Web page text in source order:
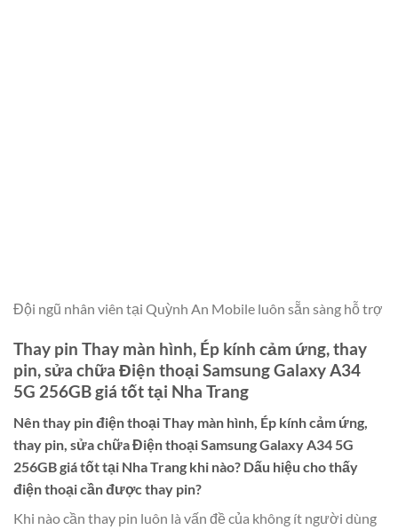
Đội ngũ nhân viên tại Quỳnh An Mobile luôn sẵn sàng hỗ trợ
Thay pin Thay màn hình, Ép kính cảm ứng, thay
pin, sửa chữa Điện thoại Samsung Galaxy A34
5G 256GB giá tốt tại Nha Trang
Nên thay pin điện thoạiThay màn hình, Ép kính cảm ứng,
thay pin, sửa chữa Điện thoại Samsung Galaxy A34 5G
256GB giá tốt tại Nha Trang khi nào? Dấu hiệu cho thấy
điện thoại cần được thay pin?
Khi nào cần thay pin luôn là vấn đề của không ít người dùng